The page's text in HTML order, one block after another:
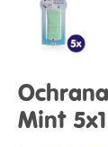
Mint